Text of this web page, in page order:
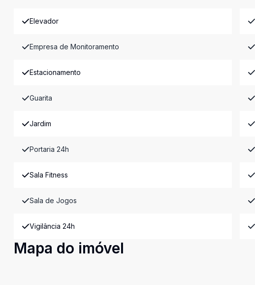
Elevador
Empresa de Monitoramento
Estacionamento
Guarita
Jardim
Portaria 24h
Sala Fitness
Sala de Jogos
Vigilância 24h
Mapa do imóvel